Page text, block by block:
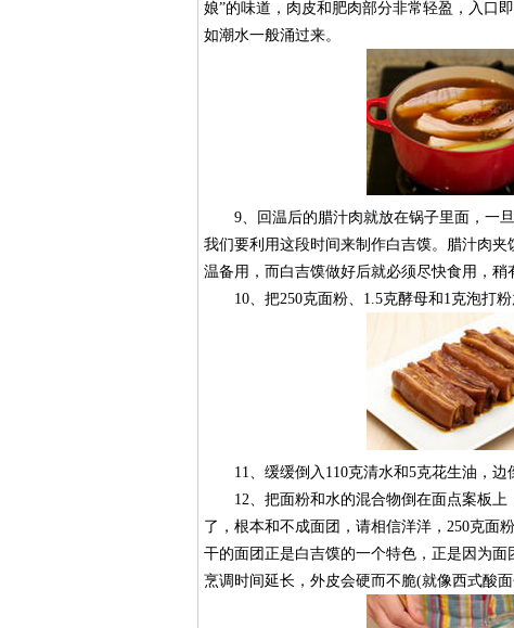
娘”的味道，肉皮和肥肉部分非常轻盈，入口
如潮水一般涌过来。
9、回温后的腊汁肉就放在锅子里面，一旦
我们要利用这段时间来制作白吉馍。腊汁肉
温备用，而白吉馍做好后就必须尽快食用，稍
10、把250克面粉、1.5克酵母和1克泡打粉
11、缓缓倒入110克清水和5克花生油，边
12、把面粉和水的混合物倒在面点案板上
了，根本和不成面团，请相信洋洋，250克面
干的面团正是白吉馍的一个特色，正是因为
烹调时间延长，外皮会硬而不脆(就像西式酸面